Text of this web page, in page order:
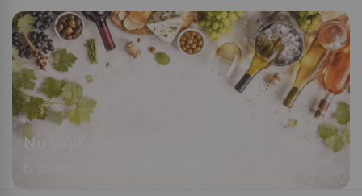
No saps quin vi escollir?